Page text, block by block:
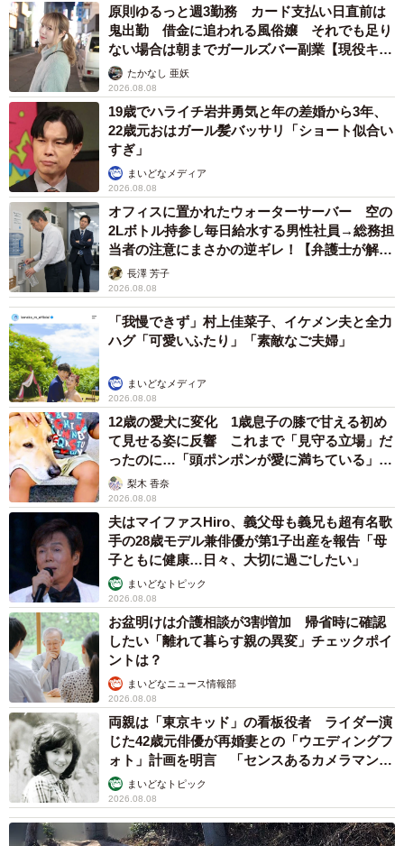
原則ゆるっと週3勤務 カード支払い日直前は
鬼出勤 借金に追われる風俗嬢 それでも足り
ない場合は朝までガールズバー副業【現役キャ
ストに取材】
たかなし 亜妖
2026.08.08
19歳でハライチ岩井勇気と年の差婚から3年、
22歳元おはガール髪バッサリ「ショート似合い
すぎ」
まいどなメディア
2026.08.08
オフィスに置かれたウォーターサーバー 空の
2Lボトル持参し毎日給水する男性社員→総務担
当者の注意にまさかの逆ギレ！【弁護士が解
説】長澤 芳子
2026.08.08
「我慢できず」村上佳菜子、イケメン夫と全力
ハグ「可愛いふたり」「素敵なご夫婦」
まいどなメディア
2026.08.08
12歳の愛犬に変化 1歳息子の膝で甘える初め
て見せる姿に反響 これまで「見守る立場」だ
ったのに…「頭ポンポンが愛に満ちている」
「尊…」
梨木 香奈
2026.08.08
夫はマイファスHiro、義父母も義兄も超有名歌
手の28歳モデル兼俳優が第1子出産を報告「母
子ともに健康…日々、大切に過ごしたい」
まいどなトピック
2026.08.08
お盆明けは介護相談が3割増加 帰省時に確認
したい「離れて暮らす親の異変」チェックポイ
ントは？
まいどなニュース情報部
2026.08.08
両親は「東京キッド」の看板役者 ライダー演
じた42歳元俳優が再婚妻との「ウエディングフ
ォト」計画を明言 「センスあるカメラマン求
む」まいどなトピック
2026.08.08